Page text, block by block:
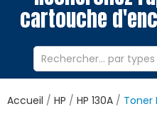
cartouche
Accueil HP HP 130A Toner